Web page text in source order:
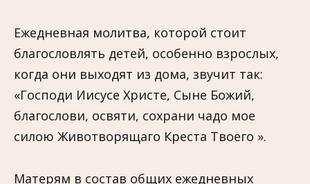
Ежедневная молитва, которой стоит
благословлять детей, особенно взрослых,
когда они выходят из дома, звучит так:
«Господи Иисусе Христе, Сыне Божий,
благослови, освяти, сохрани чадо мое
силою Животворящаго Креста Твоего ».
Матерям в состав общих ежедневных